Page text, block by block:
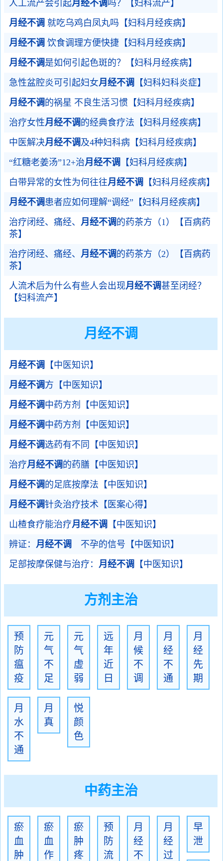
人工流产会引起月经不调吗？【妇科流产】
月经不调 就吃乌鸡白凤丸吗【妇科月经疾病】
月经不调 饮食调理方便快捷【妇科月经疾病】
月经不调是如何引起色斑的？【妇科月经疾病】
急性盆腔炎可引起妇女月经不调 【妇科妇科炎症】
月经不调 的祸星 不良生活习惯【妇科月经疾病】
治疗女性月经不调 的经典食疗法【妇科月经疾病】
中医解决月经不调及4种妇科病【妇科月经疾病】
“红糖老姜汤”12+治月经不调 【妇科月经疾病】
白带异常的女性为何往往月经不调 【妇科月经疾病】
月经不调患者应如何理解“调经”【妇科月经疾病】
治疗闭经、痛经、 月经不调 的药茶方（1）【百病药
茶】
治疗闭经、痛经、 月经不调 的药茶方（2）【百病药
茶】
人流术后为什么有些人会出现月经不调甚至闭经？
【妇科流产】
月经不调
月经不调 【中医知识】
月经不调方【中医知识】
月经不调中药方剂【中医知识】
月经不调中药方剂【中医知识】
月经不调选药有不同【中医知识】
治疗月经不调 的药膳【中医知识】
月经不调 的足底按摩法【中医知识】
月经不调针灸治疗技术【医案心得】
山楂食疗能治疗月经不调 【中医知识】
辨证： 月经不调 不孕的信号【中医知识】
足部按摩保健与治疗： 月经不调 【中医知识】
方剂主治
预
防
瘟
疫
元
气
不
足
元
气
虚
弱
远
年
近
日
月
候
不
调
月
经
不
通
月
经
先
期
月
水
不
通
月
真
悦
颜
色
中药主治
瘀
血
肿
瘀
血
作
瘀
肿
疼
预
防
流
月
经
不
月
经
过
早
泄